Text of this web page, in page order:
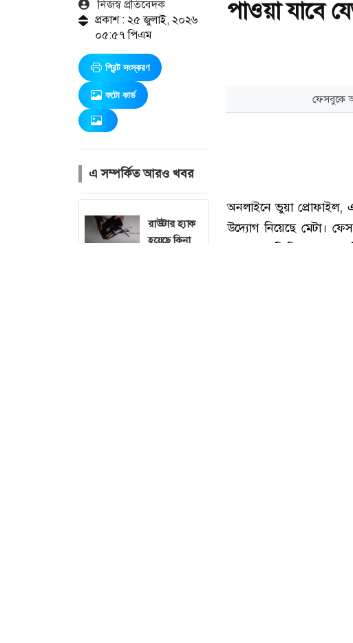
নিজস্ব প্রতিবেদক
প্রকাশ : ২৫ জুলাই, ২০২৬
০৫:৫৭ পিএম
প্রিন্ট সংস্করণ
ফটো কার্ড
এ সম্পর্কিত আরও খবর
রাউটার হ্যাক
হয়েছে কিনা
পাওয়া যাবে